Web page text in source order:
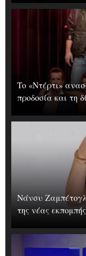
To «Ντέρτι»
προδοσία και τη
Νάνσυ
της νέας